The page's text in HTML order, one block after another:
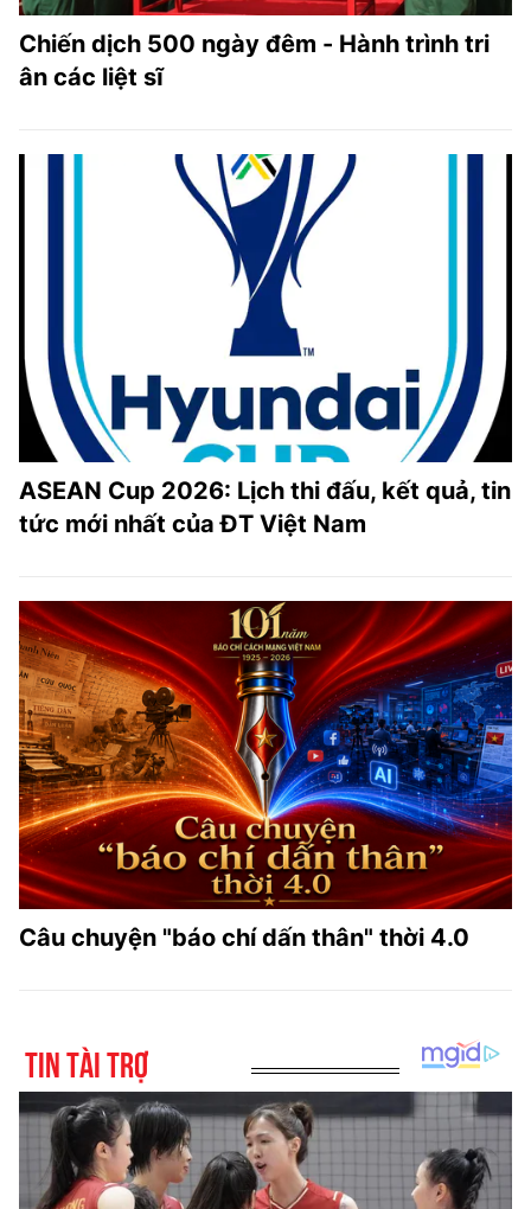
Chiến dịch 500 ngày đêm - Hành trình tri
ân các liệt sĩ
ASEAN Cup 2026: Lịch thi đấu, kết quả, tin
tức mới nhất của ĐT Việt Nam
Câu chuyện "báo chí dấn thân" thời 4.0